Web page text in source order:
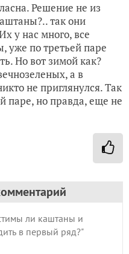
Решение не из
так они
у нас много, все
уже по третьей паре
Но вот зимой как?
а в
не приглянулся. Так
паре, но правда, еще не